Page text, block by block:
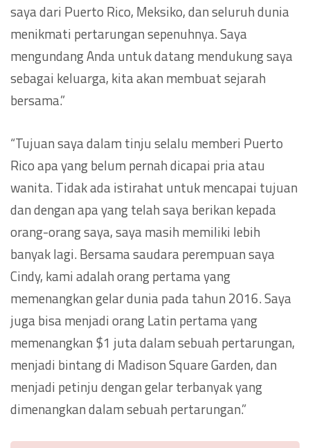
saya dari Puerto Rico, Meksiko, dan seluruh dunia
menikmati pertarungan sepenuhnya. Saya
mengundang Anda untuk datang mendukung saya
sebagai keluarga, kita akan membuat sejarah
bersama.”
“Tujuan saya dalam tinju selalu memberi Puerto
Rico apa yang belum pernah dicapai pria atau
wanita. Tidak ada istirahat untuk mencapai tujuan
dan dengan apa yang telah saya berikan kepada
orang-orang saya, saya masih memiliki lebih
banyak lagi. Bersama saudara perempuan saya
Cindy, kami adalah orang pertama yang
memenangkan gelar dunia pada tahun 2016. Saya
juga bisa menjadi orang Latin pertama yang
memenangkan $1 juta dalam sebuah pertarungan,
menjadi bintang di Madison Square Garden, dan
menjadi petinju dengan gelar terbanyak yang
dimenangkan dalam sebuah pertarungan.”